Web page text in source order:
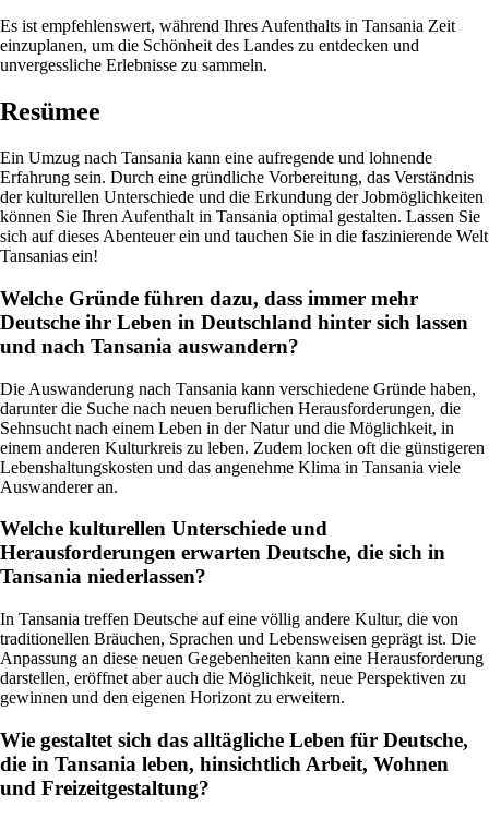
Es ist empfehlenswert, während Ihres Aufenthalts in Tansania Zeit
einzuplanen, um die Schönheit des Landes zu entdecken und
unvergessliche Erlebnisse zu sammeln.
Resümee
Ein Umzug nach Tansania kann eine aufregende und lohnende
Erfahrung sein. Durch eine gründliche Vorbereitung, das Verständnis
der kulturellen Unterschiede und die Erkundung der Jobmöglichkeiten
können Sie Ihren Aufenthalt in Tansania optimal gestalten. Lassen Sie
sich auf dieses Abenteuer ein und tauchen Sie in die faszinierende Welt
Tansanias ein!
Welche Gründe führen dazu, dass immer mehr
Deutsche ihr Leben in Deutschland hinter sich lassen
und nach Tansania auswandern?
Die Auswanderung nach Tansania kann verschiedene Gründe haben,
darunter die Suche nach neuen beruflichen Herausforderungen, die
Sehnsucht nach einem Leben in der Natur und die Möglichkeit, in
einem anderen Kulturkreis zu leben. Zudem locken oft die günstigeren
Lebenshaltungskosten und das angenehme Klima in Tansania viele
Auswanderer an.
Welche kulturellen Unterschiede und
Herausforderungen erwarten Deutsche, die sich in
Tansania niederlassen?
In Tansania treffen Deutsche auf eine völlig andere Kultur, die von
traditionellen Bräuchen, Sprachen und Lebensweisen geprägt ist. Die
Anpassung an diese neuen Gegebenheiten kann eine Herausforderung
darstellen, eröffnet aber auch die Möglichkeit, neue Perspektiven zu
gewinnen und den eigenen Horizont zu erweitern.
Wie gestaltet sich das alltägliche Leben für Deutsche,
die in Tansania leben, hinsichtlich Arbeit, Wohnen
und Freizeitgestaltung?